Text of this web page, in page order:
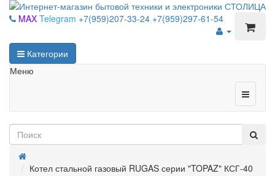
MAX Telegram +7(959)207-33-24 +7(959)297-61-54
Категории
Меню
Котел стальной газовый RUGAS серии "TOPAZ" КСГ-40